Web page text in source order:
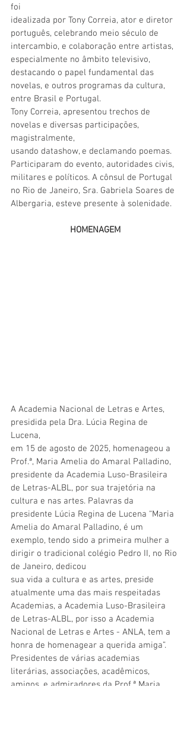
foi
idealizada por Tony Correia, ator e diretor
português, celebrando meio século de
intercambio, e colaboração entre artistas,
especialmente no âmbito televisivo,
destacando o papel fundamental das
novelas, e outros programas da cultura,
entre Brasil e Portugal.
Tony Correia, apresentou trechos de
novelas e diversas participações,
magistralmente,
usando datashow, e declamando poemas.
Participaram do evento, autoridades civis,
militares e políticos. A cônsul de Portugal
no Rio de Janeiro, Sra. Gabriela Soares de
Albergaria, esteve presente à solenidade.
HOMENAGEM
A Academia Nacional de Letras e Artes,
presidida pela Dra. Lúcia Regina de
Lucena,
em 15 de agosto de 2025, homenageou a
Prof.ª, Maria Amelia do Amaral Palladino,
presidente da Academia Luso-Brasileira
de Letras-ALBL, por sua trajetória na
cultura e nas artes. Palavras da
presidente Lúcia Regina de Lucena “Maria
Amelia do Amaral Palladino, é um
exemplo, tendo sido a primeira mulher a
dirigir o tradicional colégio Pedro II, no Rio
de Janeiro, dedicou
sua vida a cultura e as artes, preside
atualmente uma das mais respeitadas
Academias, a Academia Luso-Brasileira
de Letras-ALBL, por isso a Academia
Nacional de Letras e Artes - ANLA, tem a
honra de homenagear a querida amiga”.
Presidentes de várias academias
literárias, associações, acadêmicos,
amigos, e admiradores da Prof.ª Maria